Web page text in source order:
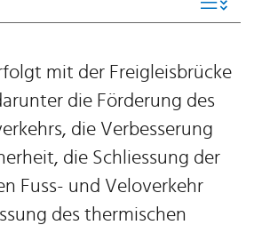
mit der Freigleisbrücke
die Förderung des
die Verbesserung
die Schliessung der
Fuss- und Veloverkehr
des thermischen